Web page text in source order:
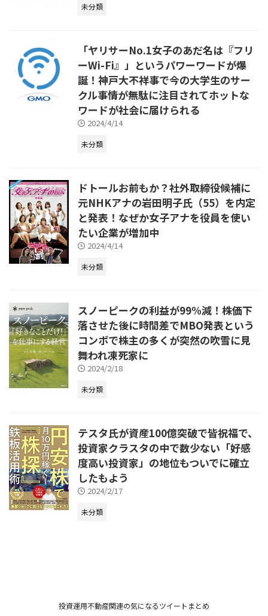
未分類
「ヤリサーNo.1女子のあだ名は『フリ
ーWi-Fi』」というパワーワードが爆
誕！神戸大不祥事で今の大学生のサー
クル事情が無駄に注目されてホットな
ワードが社会に届けられる
2024/4/14
未分類
ドトールお前もか？社外取締役候補に
元NHKアナの岩田明子氏（55）を内定
と発表！なぜか女子アナを役員を使い
たい企業が増加中
2024/4/14
未分類
スノーピークの利益が99%減！株価下
落させた後に時間差でMBO発表という
コンボで株主の多くが突然の吹雪に見
舞われ凍死家に
2024/2/18
未分類
テスタ氏が資産100億突破で皆祝福で、
投資家クラスタの中で数少ない「好感
度高い投資家」の地位もついでに確立
したもよう
2024/2/17
未分類
投資運用不動産関連の気になるツイートまとめ